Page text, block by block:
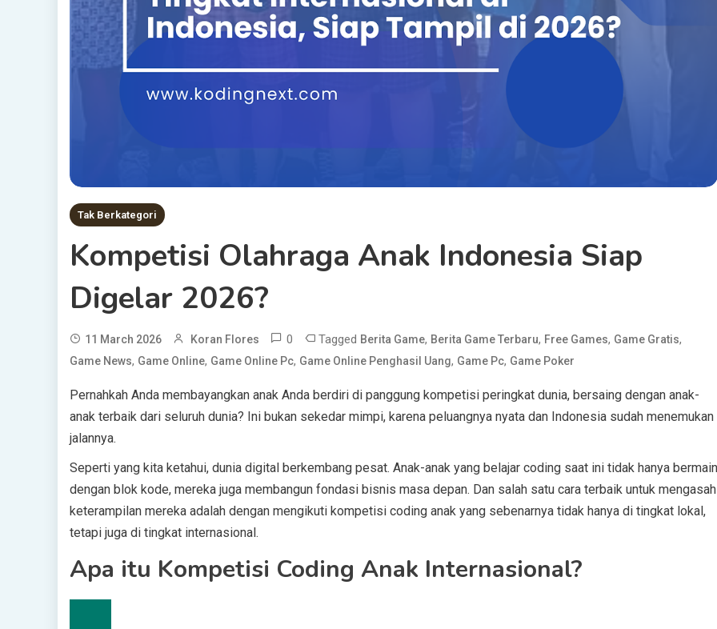
Tak Berkategori
Kompetisi Olahraga Anak Indonesia Siap
Digelar 2026?
11 March 2026 Koran Flores 0 Tagged Berita Game, Berita Game Terbaru, Free Games, Game Gratis,
Game News, Game Online, Game Online Pc, Game Online Penghasil Uang, Game Pc, Game Poker
Pernahkah Anda membayangkan anak Anda berdiri di panggung kompetisi peringkat dunia, bersaing dengan anak-
anak terbaik dari seluruh dunia? Ini bukan sekedar mimpi, karena peluangnya nyata dan Indonesia sudah menemukan
jalannya.
Seperti yang kita ketahui, dunia digital berkembang pesat. Anak-anak yang belajar coding saat ini tidak hanya bermain
dengan blok kode, mereka juga membangun fondasi bisnis masa depan. Dan salah satu cara terbaik untuk mengasah
keterampilan mereka adalah dengan mengikuti kompetisi coding anak yang sebenarnya tidak hanya di tingkat lokal,
tetapi juga di tingkat internasional.
Apa itu Kompetisi Coding Anak Internasional?